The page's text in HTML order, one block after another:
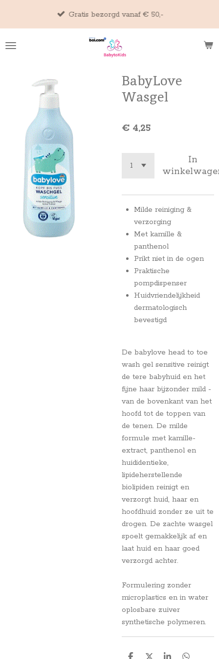
de
Gratis bezorgd vanaf € 50,-
BabyLove
Wasgel
€ 4,25
In
Milde reiniging &
verzorging
Met kamille &
panthenol
Prikt niet in de ogen
Praktische
pompdispenser
Huidvriendelijkheid
dermatologisch
bevestigd
De babylove head to toe
wash gel sensitive reinigt
de tere babyhuid en het
fijne haar bijzonder mild -
van de bovenkant van het
hoofd tot de toppen van
de tenen. De milde
formule met kamille-
extract, panthenol en
huididentieke,
lipideherstellende
biolipiden reinigt en
verzorgt huid, haar en
hoofdhuid zonder ze uit te
drogen. De zachte wasgel
spoelt gemakkelijk af en
laat huid en haar goed
verzorgd achter.
Formulering zonder
microplastics en in water
oplosbare zuiver
synthetische polymeren.